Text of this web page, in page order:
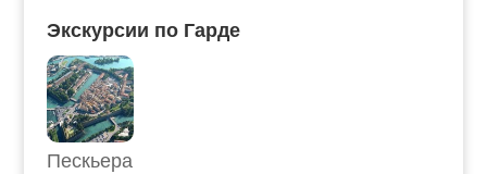
Экскурсии по Гарде
Пескьера